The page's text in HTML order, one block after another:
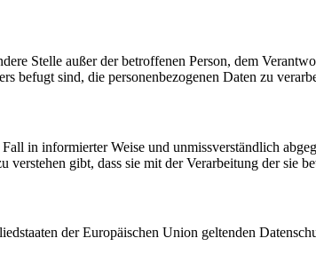
Stelle außer der betroffenen Person, dem
befugt sind, die personenbezogenen Daten zu
in informierter Weise und unmissverständlich
gibt, dass sie mit der Verarbeitung der sie
der Europäischen Union geltenden